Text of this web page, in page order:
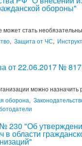
обороны"
может стать
, Защита от ЧС,
от 22.06.2017 №
можно назначить
оборона,
230 "Об
области